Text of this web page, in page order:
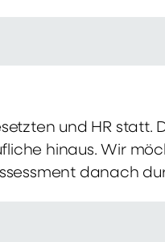
und HR statt.
hinaus. Wir
danach